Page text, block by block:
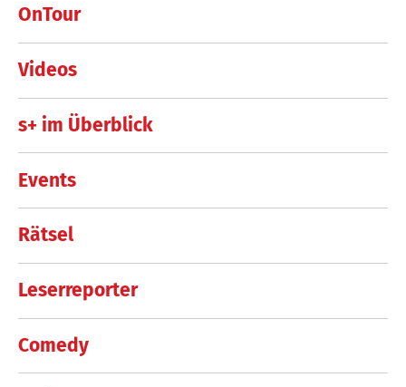
OnTour
Videos
s+ im Überblick
Events
Rätsel
Leserreporter
Comedy